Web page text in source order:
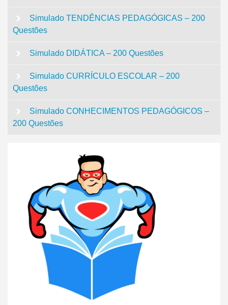
Simulado TENDÊNCIAS PEDAGÓGICAS – 200
Questões
Simulado DIDÁTICA – 200 Questões
Simulado CURRÍCULO ESCOLAR – 200
Questões
Simulado CONHECIMENTOS PEDAGÓGICOS –
200 Questões